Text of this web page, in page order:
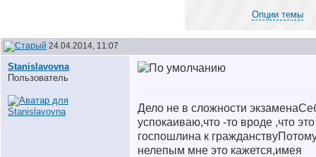
Опции темы
24.04.2014, 11:07
Stanislavovna
Пользователь
Дело не в сложности экзамена
успокаиваю,что -то вроде ,что это
госпошлина к гражданству
нелепым мне это кажется,имея